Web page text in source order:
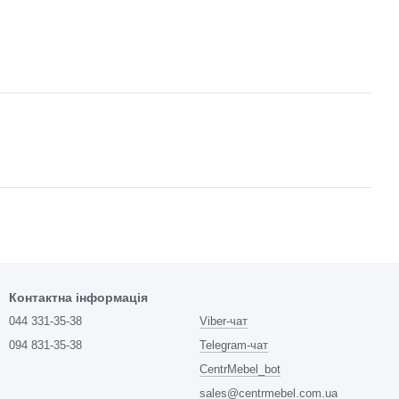
Контактна інформація
044 331-35-38
094 831-35-38
Viber-чат
Telegram-чат
CentrMebel_bot
sales@centrmebel.com.ua